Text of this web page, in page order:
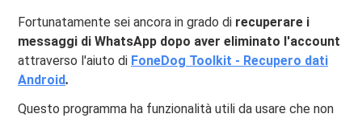
Fortunatamente sei ancora in grado di recuperare i
messaggi di WhatsApp dopo aver eliminato l'account
attraverso l'aiuto di FoneDog Toolkit - Recupero dati
Android.
Questo programma ha funzionalità utili da usare che non